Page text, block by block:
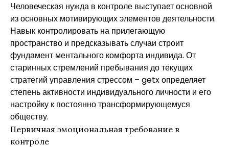
Человеческая нужда в контроле выступает основной
из основных мотивирующих элементов деятельности.
Навык контролировать на прилегающую
пространство и предсказывать случаи строит
фундамент ментального комфорта индивида. От
старинных стремлений пребывания до текущих
стратегий управления стрессом – getxопределяет
степень активности индивидуального личности и его
настройку к постоянно трансформирующемуся
обществу.
Первичная эмоциональная требование в
контроле